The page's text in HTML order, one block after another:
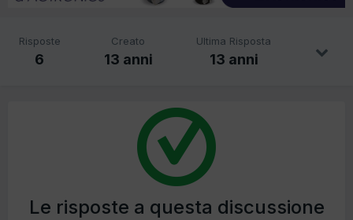
Risposte
6
Creato
13 anni
Ultima Risposta
13 anni
Le risposte a questa discussione